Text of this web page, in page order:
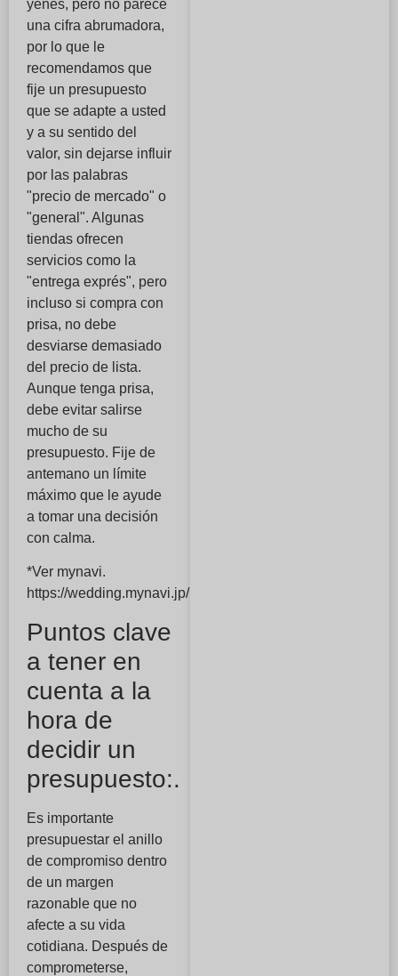
yenes, pero no parece
una cifra abrumadora,
por lo que le
recomendamos que
fije un presupuesto
que se adapte a usted
y a su sentido del
valor, sin dejarse influir
por las palabras
"precio de mercado" o
"general". Algunas
tiendas ofrecen
servicios como la
"entrega exprés", pero
incluso si compra con
prisa, no debe
desviarse demasiado
del precio de lista.
Aunque tenga prisa,
debe evitar salirse
mucho de su
presupuesto. Fije de
antemano un límite
máximo que le ayude
a tomar una decisión
con calma.
*Ver mynavi.
https://wedding.mynavi.jp/ring/
Puntos clave
a tener en
cuenta a la
hora de
decidir un
presupuesto:.
Es importante
presupuestar el anillo
de compromiso dentro
de un margen
razonable que no
afecte a su vida
cotidiana. Después de
comprometerse,